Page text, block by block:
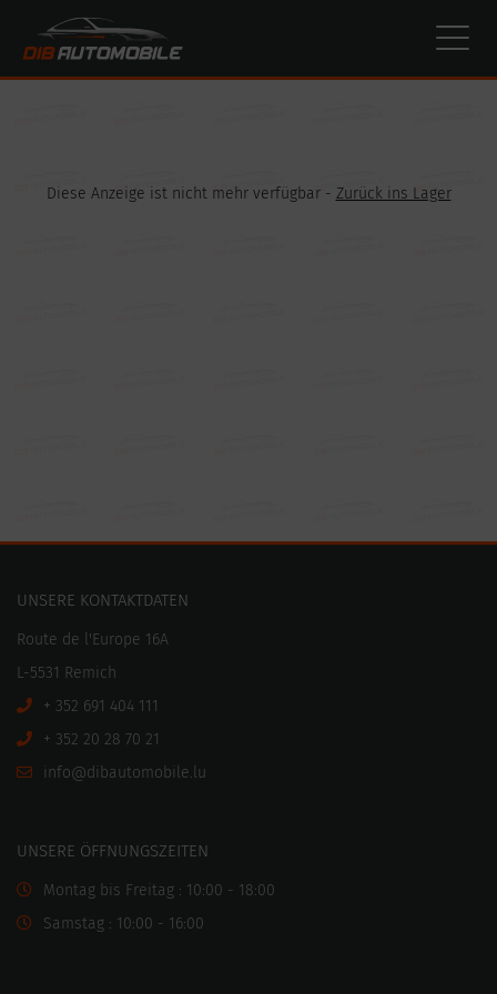
Diese Anzeige ist nicht mehr verfügbar - Zurück ins Lager
UNSERE KONTAKTDATEN
Route de l'Europe 16A
L-5531 Remich
+ 352 691 404 111
+ 352 20 28 70 21
ul.elibo
motuabid@of
ni
UNSERE ÖFFNUNGSZEITEN
Montag bis Freitag : 10:00 - 18:00
Samstag : 10:00 - 16:00